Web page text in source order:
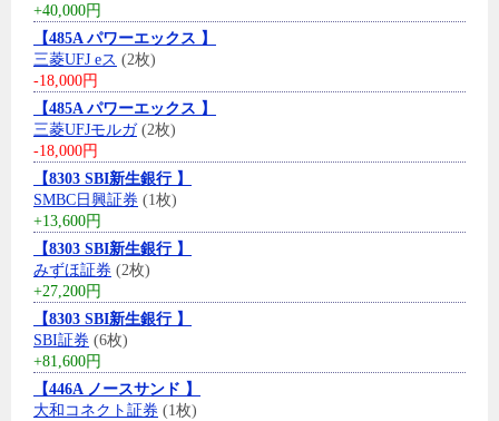
+40,000円
【485A パワーエックス 】
三菱UFJ eス (2枚)
-18,000円
【485A パワーエックス 】
三菱UFJモルガ(2枚)
-18,000円
【8303 SBI新生銀行 】
SMBC日興証券 (1枚)
+13,600円
【8303 SBI新生銀行 】
みずほ証券 (2枚)
+27,200円
【8303 SBI新生銀行 】
SBI証券 (6枚)
+81,600円
【446A ノースサンド 】
大和コネクト証券 (1枚)